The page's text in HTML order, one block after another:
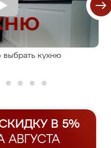
выбрать кухню
В 5%
АВГУСТА